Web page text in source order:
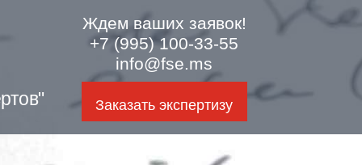
Ждем ваших заявок!
+7 (995) 100-33-55
info@fse.ms
Заказать экспертизу